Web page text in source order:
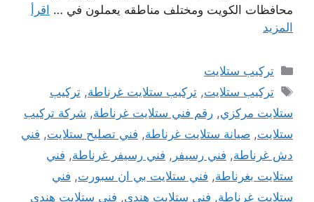
محافظات الكويت ومختلف مناطقه يعملون في … اقرأ
المزيد
التصنيفات
تركيب ستلايت
الوسوم
تركيب ستلايت,تركيب ستلايت غرناطة,تركيب
ستلايت مركزي, رقم فني ستلايت غرناطة, شركة تركيب
ستلايت, صيانة ستلايت غرناطة, فني تصليح ستلايت, فني
دش غرناطة, فني رسيفر , فني رسيفر غرناطة, فني
ستلايت بغرناطة, فني ستلايت بي ان سبورت, فني
ستلايت غرناطة, فني ستلايت هندي, فني ستلايت هندي